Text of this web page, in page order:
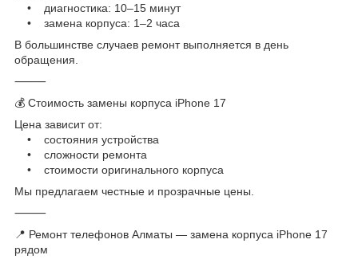
• диагностика: 10–15 минут
• замена корпуса: 1–2 часа
В большинстве случаев ремонт выполняется в день
обращения.
⸻
💰 Стоимость замены корпуса iPhone 17
Цена зависит от:
• состояния устройства
• сложности ремонта
• стоимости оригинального корпуса
Мы предлагаем честные и прозрачные цены.
⸻
📍 Ремонт телефонов Алматы — замена корпуса iPhone 17
рядом